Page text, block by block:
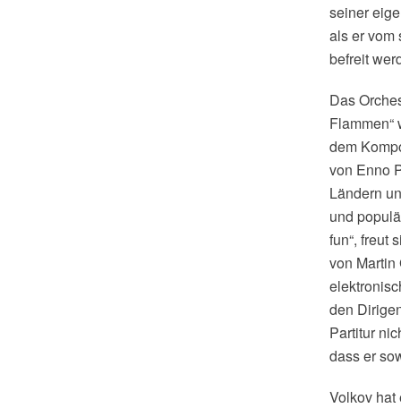
seiner
als er vom
befreit
Das
dem
von Enno
Ländern
und
fun“, freut
von Martin
den
Partitur
dass er
Volkov hat